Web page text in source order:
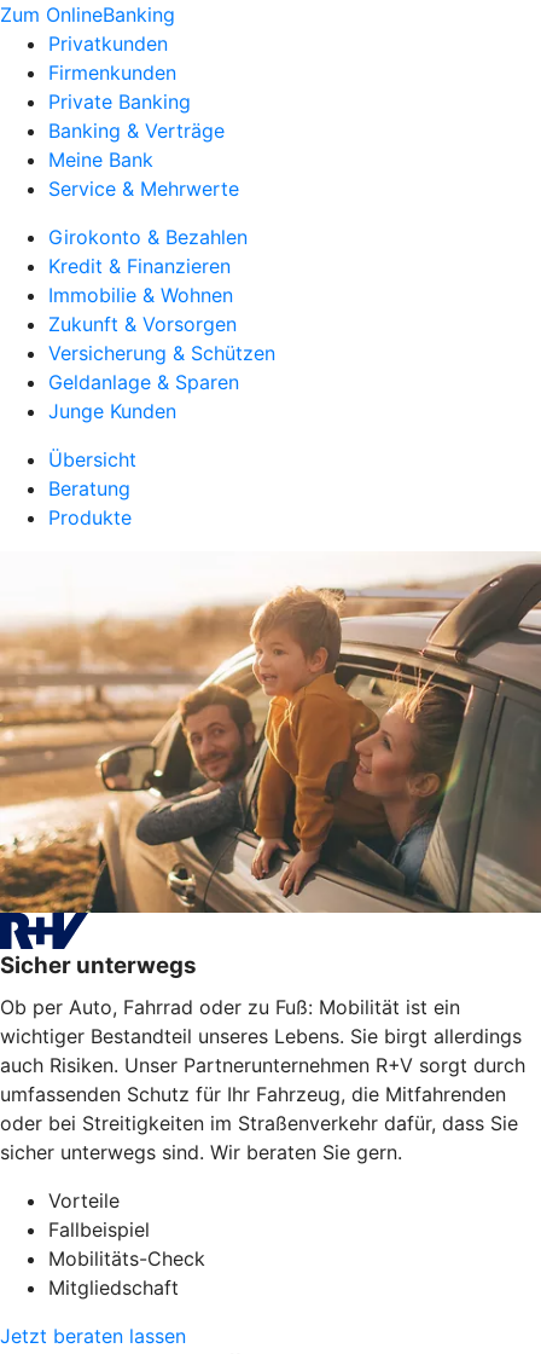
Zum OnlineBanking
Privatkunden
Firmenkunden
Private Banking
Banking & Verträge
Meine Bank
Service & Mehrwerte
Girokonto & Bezahlen
Kredit & Finanzieren
Immobilie & Wohnen
Zukunft & Vorsorgen
Versicherung & Schützen
Geldanlage & Sparen
Junge Kunden
Übersicht
Beratung
Produkte
Sicher unterwegs
Ob per Auto, Fahrrad oder zu Fuß: Mobilität ist ein
wichtiger Bestandteil unseres Lebens. Sie birgt allerdings
auch Risiken. Unser Partnerunternehmen R+V sorgt durch
umfassenden Schutz für Ihr Fahrzeug, die Mitfahrenden
oder bei Streitigkeiten im Straßenverkehr dafür, dass Sie
sicher unterwegs sind. Wir beraten Sie gern.
Vorteile
Fallbeispiel
Mobilitäts-Check
Mitgliedschaft
Jetzt beraten lassen